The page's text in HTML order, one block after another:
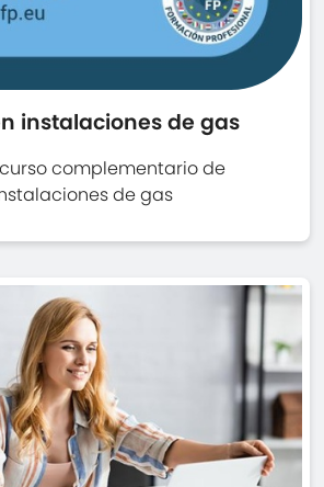
instalaciones de gas
complementario de
de gas